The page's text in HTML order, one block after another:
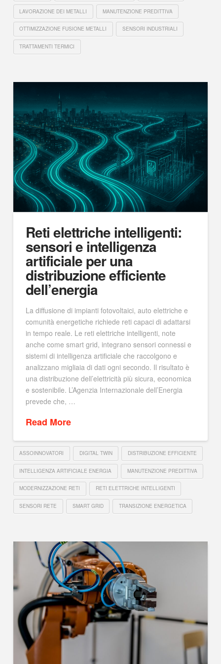
LAVORAZIONE DEI METALLI MANUTENZIONE PREDITTIVA
OTTIMIZZAZIONE FUSIONE METALLI SENSORI INDUSTRIALI
TRATTAMENTI TERMICI
Reti elettriche intelligenti:
sensori e intelligenza
artificiale per una
distribuzione efficiente
dell’energia
La diffusione di impianti fotovoltaici, auto elettriche e
comunità energetiche richiede reti capaci di adattarsi
in tempo reale. Le reti elettriche intelligenti, note
anche come smart grid, integrano sensori connessi e
sistemi di intelligenza artificiale che raccolgono e
analizzano migliaia di dati ogni secondo. Il risultato è
una distribuzione dell’elettricità più sicura, economica
e sostenibile. L’Agenzia Internazionale dell’Energia
prevede che, …
Read More
ASSOINNOVATORI DIGITAL TWIN DISTRIBUZIONE EFFICIENTE
INTELLIGENZA ARTIFICIALE ENERGIA MANUTENZIONE PREDITTIVA
MODERNIZZAZIONE RETI RETI ELETTRICHE INTELLIGENTI
SENSORI RETE SMART GRID TRANSIZIONE ENERGETICA